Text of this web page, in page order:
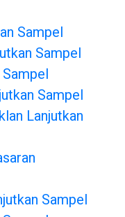
Sampel
Sampel
Sampel
Lanjutkan
Sampel